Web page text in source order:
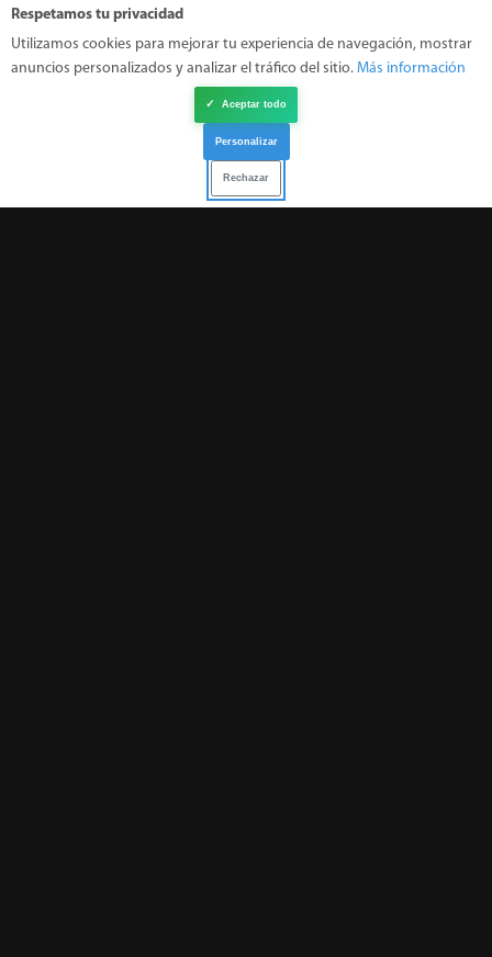
Suscríbete al boletín informativo
Respetamos tu privacidad
Utilizamos cookies para mejorar tu experiencia de navegación, mostrar
anuncios personalizados y analizar el tráfico del sitio. Más información
Personalizar
✓ Aceptar todo
Rechazar